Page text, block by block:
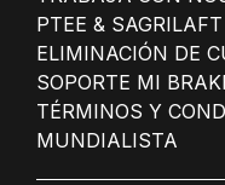
PTEE & SAGRILAFT
ELIMINACIÓN DE
SOPORTE MI
TÉRMINOS Y
MUNDIALISTA